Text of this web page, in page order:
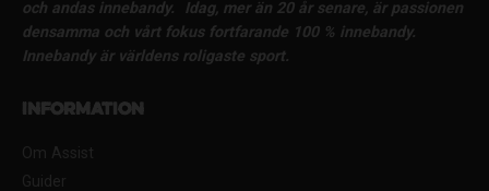
och andas innebandy.
Idag, mer än 20 år senare, är passionen
densamma och vårt fokus fortfarande 100 % innebandy.
Innebandy är världens roligaste sport.
Information
Om Assist
Guider